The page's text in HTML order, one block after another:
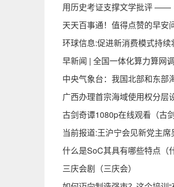
用历史考证支撑文学批评 ——
天天百事通！值得点赞的早安
环球信息:促进新消费模式持续
早新闻 | 全国一体化算力算网
中央气象台：我国北部和东部
广西办理首宗海域使用权分层
古剑奇谭1080p在线观看（古剑
当前报道:王沪宁会见新党主
什么是SoC其具有哪些特点（
三庆会剧（三庆会）